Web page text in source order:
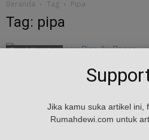
Beranda Tag Pipa
Tag: pipa
Tips & Masukan
Cara Memasang Pipa Air
February 21, 2023
Cara Memasang Pipa Air Panas -
kamar mandi jangan asal-asalan,
Jika kamu suka artikel ini,
Rumahdewi.com untuk